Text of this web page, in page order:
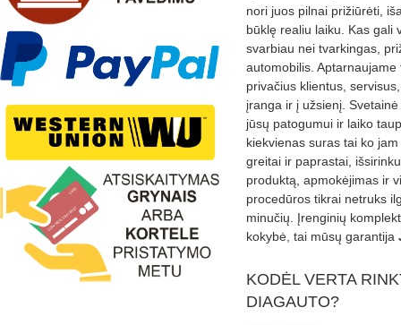
nori juos pilnai prižiūrėti,
būklę realiu laiku. Kas gali
svarbiau nei tvarkingas,
automobilis. Aptarnaujame
privačius klientus,
įranga ir į užsienį.
jūsų patogumui ir laiko
kiekvienas suras tai ko
greitai ir paprastai,
produktą, apmokėjimas ir
procedūros tikrai netruks
minučių. Įrenginių
kokybė, tai mūsų garantija
KODĖL VERTA
DIAGAUTO?